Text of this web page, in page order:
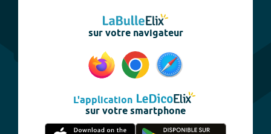
sur votre navigateur
L'application
sur votre smartphone